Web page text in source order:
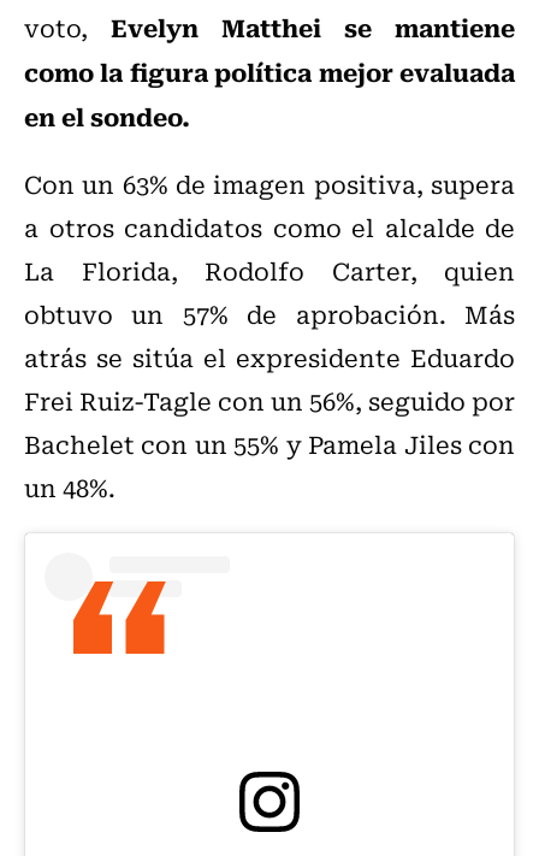
voto, Evelyn Matthei se mantiene
como la figura política mejor evaluada
en el sondeo.
Con un 63% de imagen positiva, supera
a otros candidatos como el alcalde de
La Florida, Rodolfo Carter, quien
obtuvo un 57% de aprobación. Más
atrás se sitúa el expresidente Eduardo
Frei Ruiz-Tagle con un 56%, seguido por
Bachelet con un 55% y Pamela Jiles con
un 48%.